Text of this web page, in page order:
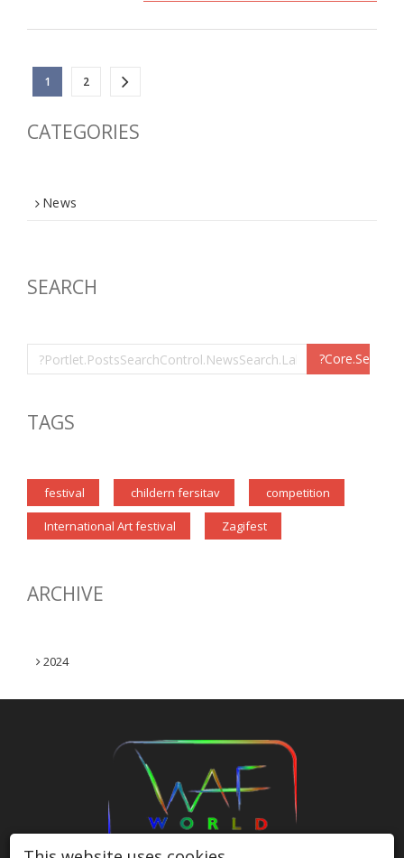
1 2
CATEGORIES
News
SEARCH
TAGS
festival childern fersitav competition
International Art festival Zagifest
ARCHIVE
2024